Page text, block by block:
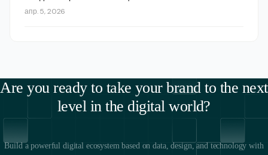
апр. 5, 2026
Are you ready to take your brand to the next
level in the digital world?
Build a powerful digital ecosystem based on data, design, and technology with